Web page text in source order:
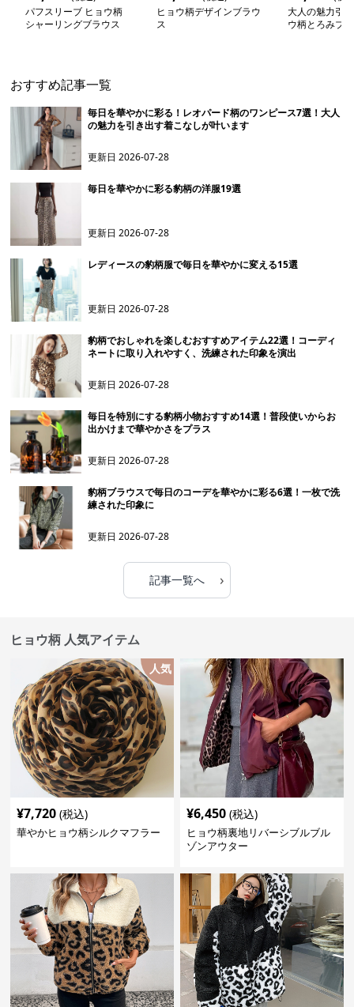
パフスリーブ ヒョウ柄
シャーリングブラウス
ヒョウ柄デザインブラウ
ス
大人の魅力引
ウ柄とろみブ
おすすめ記事一覧
毎日を華やかに彩る！レオパード柄のワンピース7選！大人
の魅力を引き出す着こなしが叶います
更新日2026-07-28
毎日を華やかに彩る豹柄の洋服19選
更新日2026-07-28
レディースの豹柄服で毎日を華やかに変える15選
更新日2026-07-28
豹柄でおしゃれを楽しむおすすめアイテム22選！コーディ
ネートに取り入れやすく、洗練された印象を演出
更新日2026-07-28
毎日を特別にする豹柄小物おすすめ14選！普段使いからお
出かけまで華やかさをプラス
更新日2026-07-28
豹柄ブラウスで毎日のコーデを華やかに彩る6選！一枚で洗
練された印象に
更新日2026-07-28
記事一覧へ ›
ヒョウ柄 人気アイテム
人気
¥7,720 (税込)
華やかヒョウ柄シルクマフラー
¥6,450 (税込)
ヒョウ柄裏地リバーシブルブル
ゾンアウター